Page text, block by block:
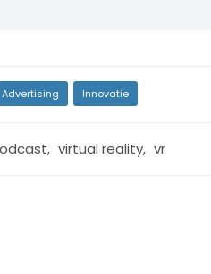
Advertising Innovatie
, virtual reality, vr